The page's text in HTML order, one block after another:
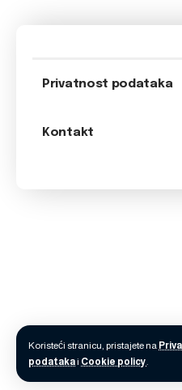
Koristeći stranicu, pristajete na
podatakai Cookie policy.
Privatnost podataka
Kontakt